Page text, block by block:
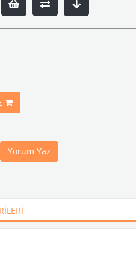
Yorum Yaz